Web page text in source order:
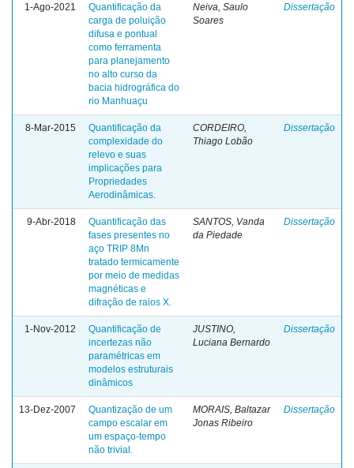
1-Ago-2021
Quantificação da
carga de poluição
difusa e pontual
como ferramenta
para planejamento
no alto curso da
bacia hidrográfica do
rio Manhuaçu
Neiva, Saulo
Soares
Dissertação
8-Mar-2015
Quantificação da
complexidade do
relevo e suas
implicações para
Propriedades
Aerodinâmicas.
CORDEIRO,
Thiago Lobão
Dissertação
9-Abr-2018
Quantificação das
fases presentes no
aço TRIP 8Mn
tratado termicamente
por meio de medidas
magnéticas e
difração de raios X.
SANTOS, Vanda
da Piedade
Dissertação
1-Nov-2012
Quantificação de
incertezas não
paramétricas em
modelos estruturais
dinâmicos
JUSTINO,
Luciana Bernardo
Dissertação
13-Dez-2007
Quantização de um
campo escalar em
um espaço-tempo
não trivial.
MORAIS, Baltazar
Jonas Ribeiro
Dissertação